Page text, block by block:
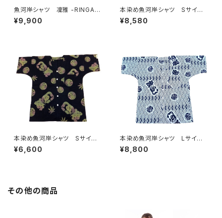
魚河岸シャツ 凜雅 -RINGA-
プレミアムシリーズ① 麻かざぐ
るま Mサイズ 認定証付き
¥9,900
本染め魚河岸シャツ Sサイ
ズ 認定証付き 木綿晒 やい
ちゃん 海ものがたり 紺×
シャツ 焼津 浜通り 港町
¥8,580
本染め魚河岸シャツ Sサイ
ズ 認定証付き 木綿晒 麻の
葉柄 黒×迷彩カモ 日本製
¥6,600
本染め魚河岸シャツ Lサイ
ズ 認定証付き 木綿晒 菱青
海波×伝統魚河岸柄 白×紺
¥8,800
その他の商品